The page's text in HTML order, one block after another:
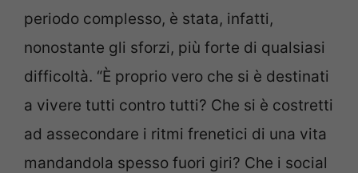
periodo complesso, è stata, infatti,
nonostante gli sforzi, più forte di qualsiasi
difficoltà. “È proprio vero che si è destinati
a vivere tutti contro tutti? Che si è costretti
ad assecondare i ritmi frenetici di una vita
mandandola spesso fuori giri? Che i social